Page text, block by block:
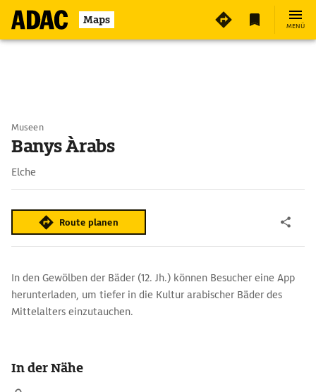
Maps MENÜ
Museen
Banys Àrabs
Elche
Route planen
In den Gewölben der Bäder (12. Jh.) können Besucher eine App
herunterladen, um tiefer in die Kultur arabischer Bäder des
Mittelalters einzutauchen.
In der Nähe